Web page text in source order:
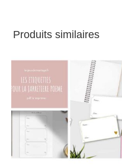
Produits similaires